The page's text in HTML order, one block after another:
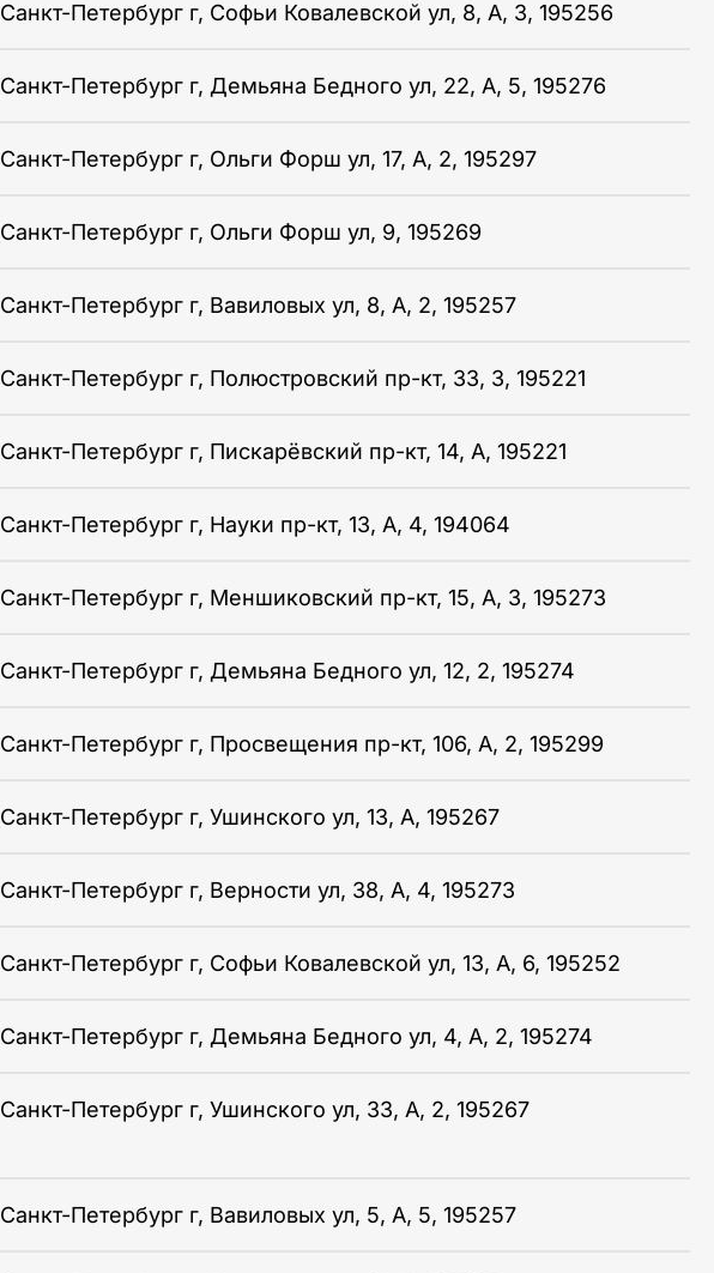
Санкт-Петербург г, Софьи Ковалевской ул, 8, А, 3, 195256
Санкт-Петербург г, Демьяна Бедного ул, 22, А, 5, 195276
Санкт-Петербург г, Ольги Форш ул, 17, А, 2, 195297
Санкт-Петербург г, Ольги Форш ул, 9, 195269
Санкт-Петербург г, Вавиловых ул, 8, А, 2, 195257
Санкт-Петербург г, Полюстровский пр-кт, 33, 3, 195221
Санкт-Петербург г, Пискарёвский пр-кт, 14, А, 195221
Санкт-Петербург г, Науки пр-кт, 13, А, 4, 194064
Санкт-Петербург г, Меншиковский пр-кт, 15, А, 3, 195273
Санкт-Петербург г, Демьяна Бедного ул, 12, 2, 195274
Санкт-Петербург г, Просвещения пр-кт, 106, А, 2, 195299
Санкт-Петербург г, Ушинского ул, 13, А, 195267
Санкт-Петербург г, Верности ул, 38, А, 4, 195273
Санкт-Петербург г, Софьи Ковалевской ул, 13, А, 6, 195252
Санкт-Петербург г, Демьяна Бедного ул, 4, А, 2, 195274
Санкт-Петербург г, Ушинского ул, 33, А, 2, 195267
Санкт-Петербург г, Вавиловых ул, 5, А, 5, 195257